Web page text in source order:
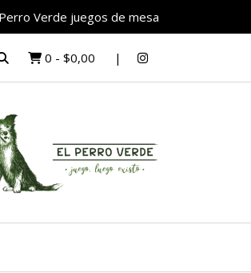
Verde juegos de mesa
0 - $0,00